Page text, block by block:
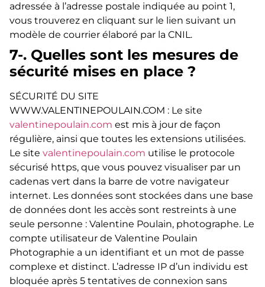
adressée à l’adresse postale indiquée au point 1,
vous trouverez en cliquant sur le lien suivant un
modèle de courrier élaboré par la CNIL.
7-. Quelles sont les mesures de
sécurité mises en place ?
SÉCURITÉ DU SITE
WWW.VALENTINEPOULAIN.COM : Le site
valentinepoulain.com est mis à jour de façon
régulière, ainsi que toutes les extensions utilisées.
Le site valentinepoulain.com utilise le protocole
sécurisé https, que vous pouvez visualiser par un
cadenas vert dans la barre de votre navigateur
internet. Les données sont stockées dans une base
de données dont les accès sont restreints à une
seule personne : Valentine Poulain, photographe. Le
compte utilisateur de Valentine Poulain
Photographie a un identifiant et un mot de passe
complexe et distinct. L’adresse IP d’un individu est
bloquée après 5 tentatives de connexion sans